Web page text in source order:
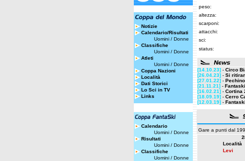
Notizie
Calendario/Risultati
Uomini / Donne
Classifiche
Uomini / Donne
Atleti
Uomini / Donne
Coppa Nazioni
Località
Dati Storici
Lo Sci in TV
Links
Calendario
Uomini / Donne
Risultati
Uomini / Donne
Classifiche
Uomini / Donne
peso:
altezza:
scarponi:
attacchi:
sci:
status:
[14.10.23] - Circo
[26.04.23] - Si
[27.01.22] -
[21.11.21] -
[16.02.21] - Cortina
[18.09.19] - Cerro
[12.03.19] -
Gare a punti dal
Località
Levi